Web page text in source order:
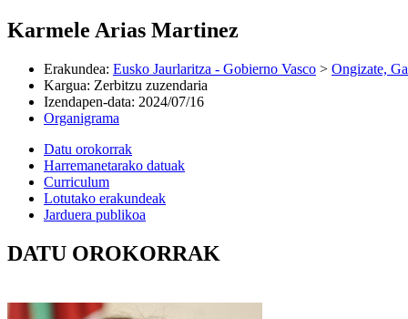
Karmele Arias Martinez
Erakundea: Eusko Jaurlaritza - Gobierno Vasco > Ongizate,
Kargua: Zerbitzu zuzendaria
Izendapen-data: 2024/07/16
Organigrama
Datu orokorrak
Harremanetarako datuak
Curriculum
Lotutako erakundeak
Jarduera publikoa
DATU OROKORRAK